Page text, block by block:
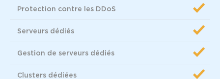
Protection contre les DDoS
Serveurs dédiés
Gestion de serveurs dédiés
Clusters dédiées